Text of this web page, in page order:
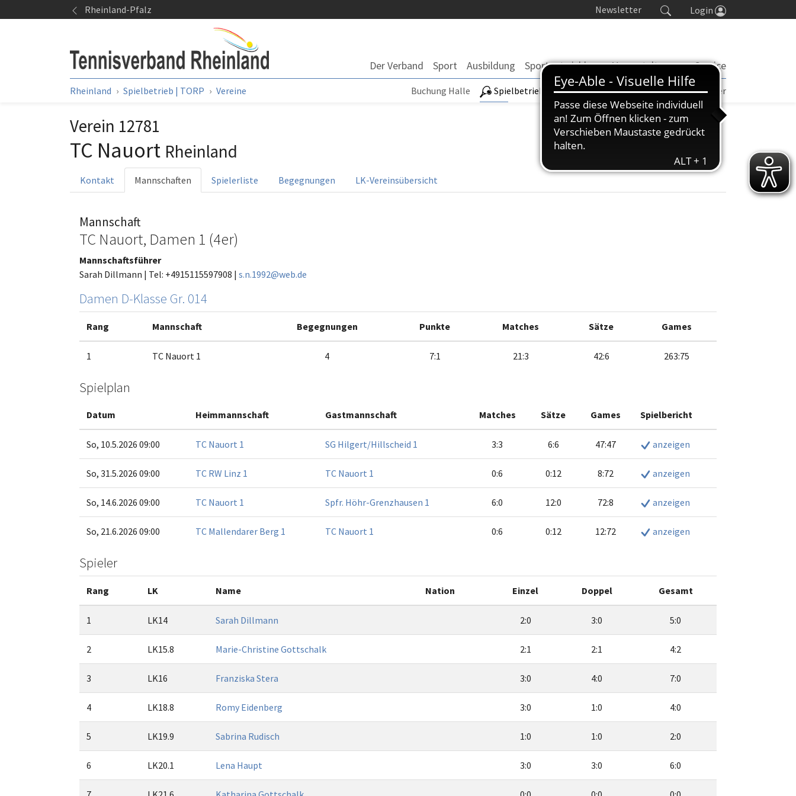
Springe zum SeiteninhaltRheinland-Pfalz Newsletter Login
Der Verband Sport Ausbildung Sportentwicklung Veranstaltungen Service
Buchung Halle Spielbetrieb | TORP Turniere Seminarkalender
Sie sind hier:
Rheinland Spielbetrieb | TORP Vereine
Verein 12781
TC Nauort Rheinland
Kontakt Mannschaften Spielerliste Begegnungen LK-Vereinsübersicht
Mannschaft
TC Nauort, Damen 1 (4er)
Mannschaftsführer
Sarah Dillmann | Tel: +4915115597908 | s.n.1992@web.de
Damen D-Klasse Gr. 014
Rang Mannschaft Begegnungen Punkte Matches Sätze Games
1 TC Nauort 1 4 7:1 21:3 42:6 263:75
Spielplan
Datum Heimmannschaft Gastmannschaft Matches Sätze Games Spielbericht
So, 10.5.2026 09:00 TC Nauort 1 SG Hilgert/Hillscheid 1 3:3 6:6 47:47 anzeigen
So, 31.5.2026 09:00 TC RW Linz 1 TC Nauort 1 0:6 0:12 8:72 anzeigen
So, 14.6.2026 09:00 TC Nauort 1 Spfr. Höhr-Grenzhausen 1 6:0 12:0 72:8 anzeigen
So, 21.6.2026 09:00 TC Mallendarer Berg 1 TC Nauort 1 0:6 0:12 12:72 anzeigen
Spieler
Rang LK Name Nation Einzel Doppel Gesamt
1 LK14 Sarah Dillmann 2:0 3:0 5:0
2 LK15.8 Marie-Christine Gottschalk 2:1 2:1 4:2
3 LK16 Franziska Stera 3:0 4:0 7:0
4 LK18.8 Romy Eidenberg 3:0 1:0 4:0
5 LK19.9 Sabrina Rudisch 1:0 1:0 2:0
6 LK20.1 Lena Haupt 3:0 3:0 6:0